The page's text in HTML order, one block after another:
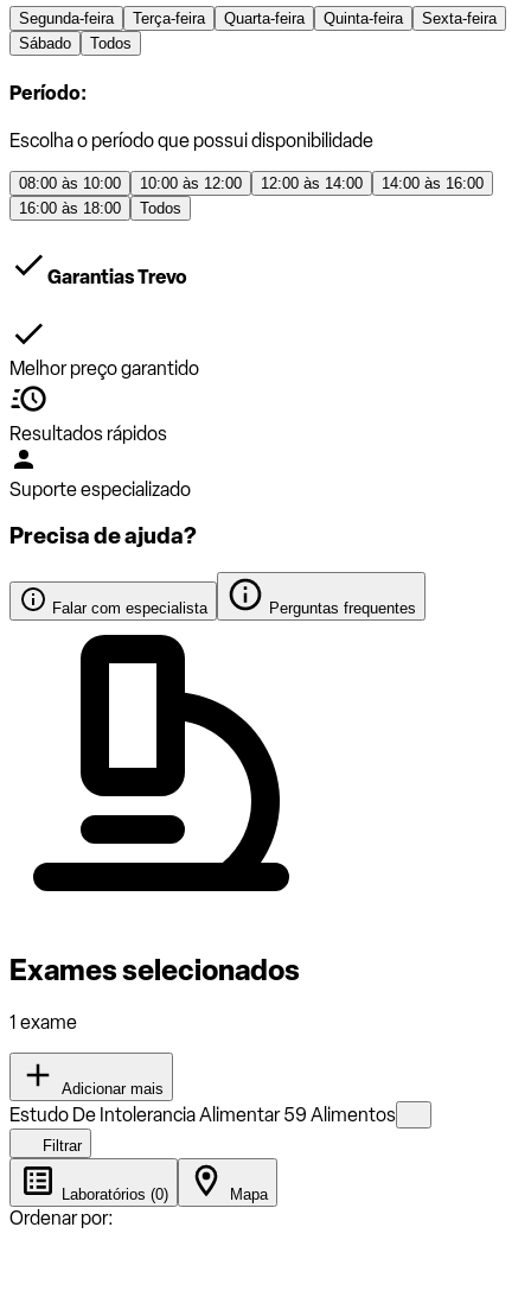
Segunda-feira Terça-feira Quarta-feira Quinta-feira
Sexta-feira
Sábado
Todos
Período:
Escolha o período que possui disponibilidade
08:00 às 10:00 10:00 às 12:00 12:00 às 14:00
14:00 às 16:00
16:00 às 18:00
Todos
Garantias Trevo
Melhor preço garantido
Resultados rápidos
Suporte especializado
Precisa de ajuda?
Falar com especialista Perguntas frequentes
Exames selecionados
1 exame
Adicionar mais
Estudo De Intolerancia Alimentar 59 Alimentos
Filtrar
Laboratórios (0) Mapa
Ordenar por: